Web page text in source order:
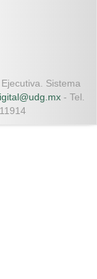
Sistema
- Tel.